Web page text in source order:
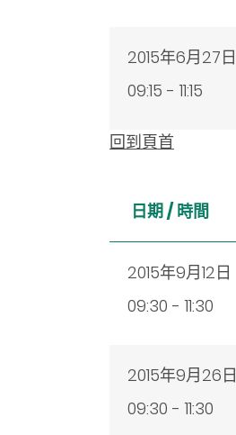
2015年6月27日
09:15 - 11:15
回到頁首
日期 / 時間
2015年9月12日
09:30 - 11:30
2015年9月26日
09:30 - 11:30